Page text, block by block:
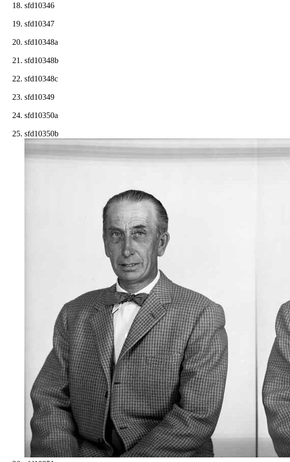
sfd10346
sfd10347
sfd10348a
sfd10348b
sfd10348c
sfd10349
sfd10350a
sfd10350b